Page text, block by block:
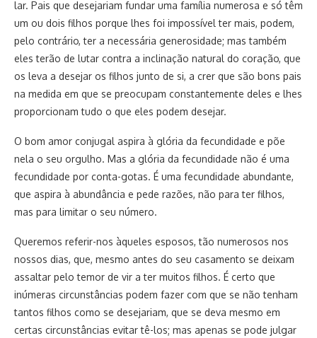
lar. Pais que desejariam fundar uma família numerosa e só têm
um ou dois filhos porque lhes foi impossível ter mais, podem,
pelo contrário, ter a necessária generosidade; mas também
eles terão de lutar contra a inclinação natural do coração, que
os leva a desejar os filhos junto de si, a crer que são bons pais
na medida em que se preocupam constantemente deles e lhes
proporcionam tudo o que eles podem desejar.
O bom amor conjugal aspira à glória da fecundidade e põe
nela o seu orgulho. Mas a glória da fecundidade não é uma
fecundidade por conta-gotas. É uma fecundidade abundante,
que aspira à abundância e pede razões, não para ter filhos,
mas para limitar o seu número.
Queremos referir-nos àqueles esposos, tão numerosos nos
nossos dias, que, mesmo antes do seu casamento se deixam
assaltar pelo temor de vir a ter muitos filhos. É certo que
inúmeras circunstâncias podem fazer com que se não tenham
tantos filhos como se desejariam, que se deva mesmo em
certas circunstâncias evitar tê-los; mas apenas se pode julgar